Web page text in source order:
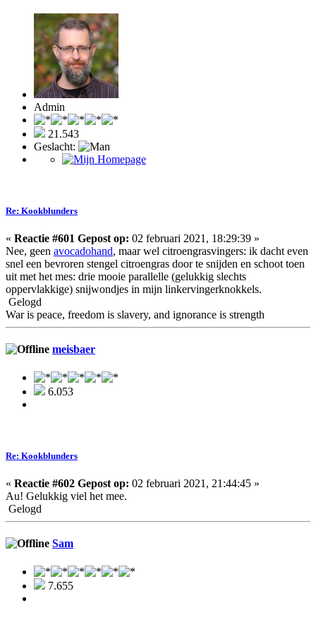
Admin
21.543
Geslacht:
Re: Kookblunders
« Reactie #601 Gepost op: 02 februari 2021, 18:29:39 »
Nee, geen avocadohand, maar wel citroengrasvingers: ik dacht even
snel een bevroren stengel citroengras door te snijden en schoot toen
uit met het mes: drie mooie parallelle (gelukkig slechts
oppervlakkige) snijwondjes in mijn linkervingerknokkels.
Gelogd
War is peace, freedom is slavery, and ignorance is strength
meisbaer
6.053
Re: Kookblunders
« Reactie #602 Gepost op: 02 februari 2021, 21:44:45 »
Au! Gelukkig viel het mee.
Gelogd
Sam
7.655